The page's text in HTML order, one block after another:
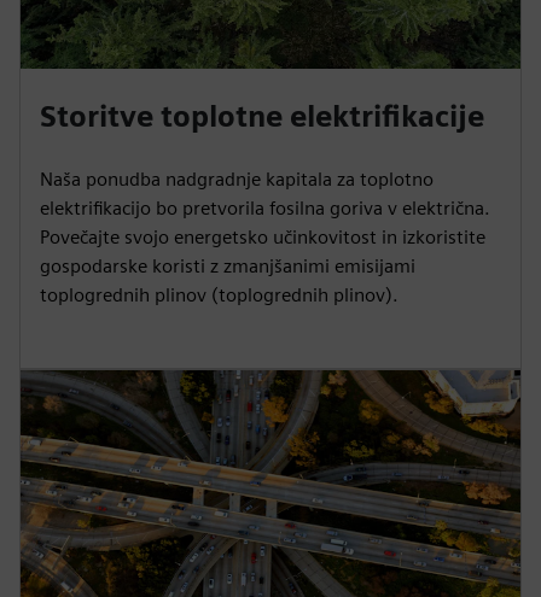
Storitve toplotne elektrifikacije
Naša ponudba nadgradnje kapitala za toplotno
elektrifikacijo bo pretvorila fosilna goriva v električna.
Povečajte svojo energetsko učinkovitost in izkoristite
gospodarske koristi z zmanjšanimi emisijami
toplogrednih plinov (toplogrednih plinov).